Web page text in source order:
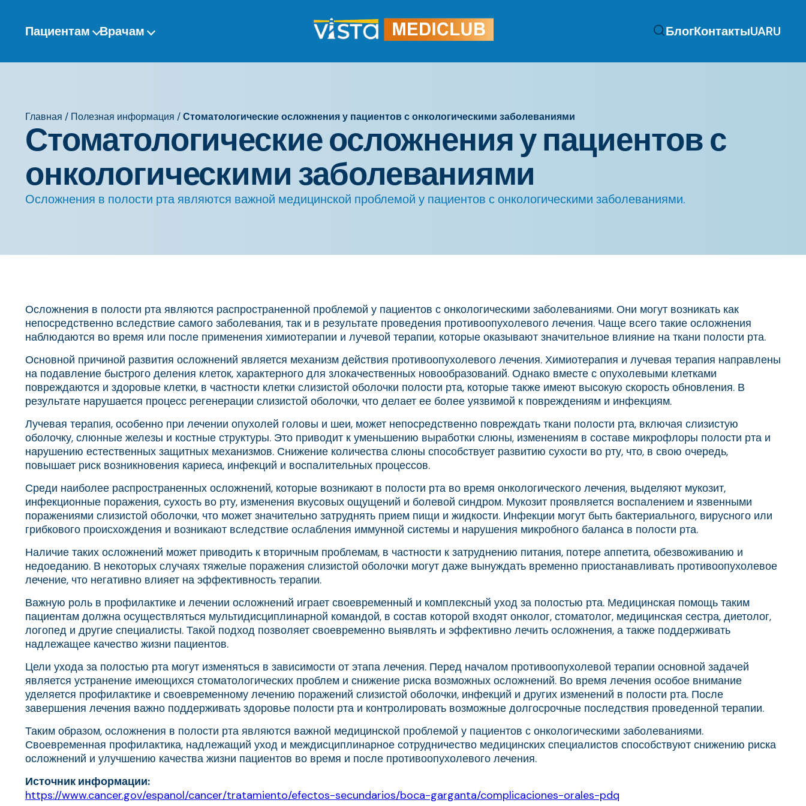
содержанию
Пациентам Врачам БлогКонтактыUARU
Главная / Полезная информация /Стоматологические осложнения у пациентов с онкологическими заболеваниями
Стоматологические осложнения у пациентов с
онкологическими заболеваниями
Осложнения в полости рта являются важной медицинской проблемой у пациентов с онкологическими заболеваниями.
Осложнения в полости рта являются распространенной проблемой у пациентов с онкологическими заболеваниями. Они могут возникать как
непосредственно вследствие самого заболевания, так и в результате проведения противоопухолевого лечения. Чаще всего такие осложнения
наблюдаются во время или после применения химиотерапии и лучевой терапии, которые оказывают значительное влияние на ткани полости рта.
Основной причиной развития осложнений является механизм действия противоопухолевого лечения. Химиотерапия и лучевая терапия направлены
на подавление быстрого деления клеток, характерного для злокачественных новообразований. Однако вместе с опухолевыми клетками
повреждаются и здоровые клетки, в частности клетки слизистой оболочки полости рта, которые также имеют высокую скорость обновления. В
результате нарушается процесс регенерации слизистой оболочки, что делает ее более уязвимой к повреждениям и инфекциям.
Лучевая терапия, особенно при лечении опухолей головы и шеи, может непосредственно повреждать ткани полости рта, включая слизистую
оболочку, слюнные железы и костные структуры. Это приводит к уменьшению выработки слюны, изменениям в составе микрофлоры полости рта и
нарушению естественных защитных механизмов. Снижение количества слюны способствует развитию сухости во рту, что, в свою очередь,
повышает риск возникновения кариеса, инфекций и воспалительных процессов.
Среди наиболее распространенных осложнений, которые возникают в полости рта во время онкологического лечения, выделяют мукозит,
инфекционные поражения, сухость во рту, изменения вкусовых ощущений и болевой синдром. Мукозит проявляется воспалением и язвенными
поражениями слизистой оболочки, что может значительно затруднять прием пищи и жидкости. Инфекции могут быть бактериального, вирусного или
грибкового происхождения и возникают вследствие ослабления иммунной системы и нарушения микробного баланса в полости рта.
Наличие таких осложнений может приводить к вторичным проблемам, в частности к затруднению питания, потере аппетита, обезвоживанию и
недоеданию. В некоторых случаях тяжелые поражения слизистой оболочки могут даже вынуждать временно приостанавливать противоопухолевое
лечение, что негативно влияет на эффективность терапии.
Важную роль в профилактике и лечении осложнений играет своевременный и комплексный уход за полостью рта. Медицинская помощь таким
пациентам должна осуществляться мультидисциплинарной командой, в состав которой входят онколог, стоматолог, медицинская сестра, диетолог,
логопед и другие специалисты. Такой подход позволяет своевременно выявлять и эффективно лечить осложнения, а также поддерживать
надлежащее качество жизни пациентов.
Цели ухода за полостью рта могут изменяться в зависимости от этапа лечения. Перед началом противоопухолевой терапии основной задачей
является устранение имеющихся стоматологических проблем и снижение риска возможных осложнений. Во время лечения особое внимание
уделяется профилактике и своевременному лечению поражений слизистой оболочки, инфекций и других изменений в полости рта. После
завершения лечения важно поддерживать здоровье полости рта и контролировать возможные долгосрочные последствия проведенной терапии.
Таким образом, осложнения в полости рта являются важной медицинской проблемой у пациентов с онкологическими заболеваниями.
Своевременная профилактика, надлежащий уход и междисциплинарное сотрудничество медицинских специалистов способствуют снижению риска
осложнений и улучшению качества жизни пациентов во время и после противоопухолевого лечения.
Источник информации:
https://www.cancer.gov/espanol/cancer/tratamiento/efectos-secundarios/boca-garganta/complicaciones-orales-pdq